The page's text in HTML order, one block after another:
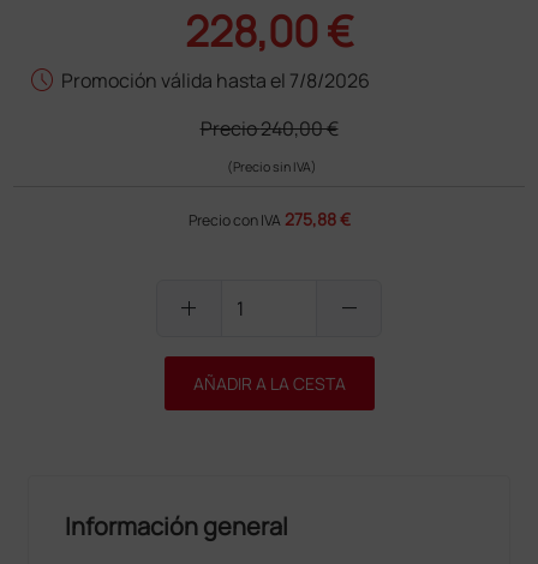
228,00 €
schedule Promoción válida hasta el 7/8/2026
Precio240,00 €
(Precio sin IVA)
Precio con IVA 275,88 €
add remove
AÑADIR A LA CESTA
Información general